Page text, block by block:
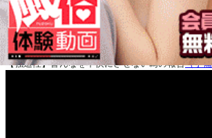
【強迫性】皆んなを不快にさせない為の報告（予